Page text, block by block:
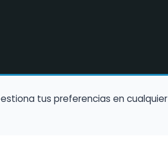
tus preferencias en cualquier